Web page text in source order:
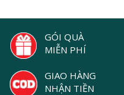
GÓI QUÀ
MIỄN PHÍ
GIAO HÀNG
NHẬN TIỀN